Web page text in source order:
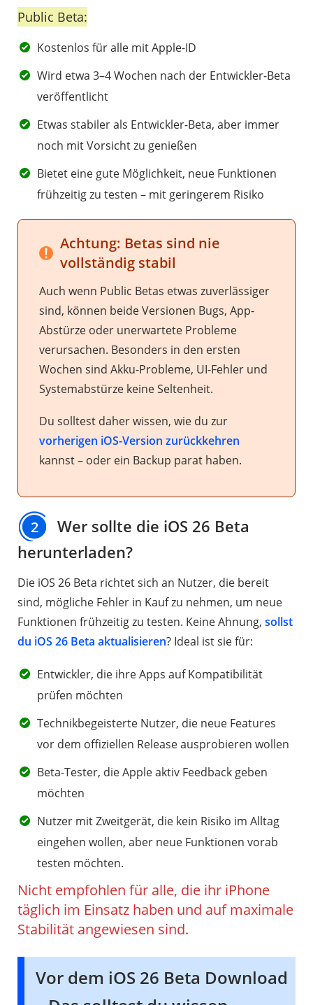
Public Beta:
Kostenlos für alle mit Apple-ID
Wird etwa 3–4 Wochen nach der Entwickler-Beta
veröffentlicht
Etwas stabiler als Entwickler-Beta, aber immer
noch mit Vorsicht zu genießen
Bietet eine gute Möglichkeit, neue Funktionen
frühzeitig zu testen – mit geringerem Risiko
Achtung: Betas sind nie
vollständig stabil
Auch wenn Public Betas etwas zuverlässiger
sind, können beide Versionen Bugs, App-
Abstürze oder unerwartete Probleme
verursachen. Besonders in den ersten
Wochen sind Akku-Probleme, UI-Fehler und
Systemabstürze keine Seltenheit.
Du solltest daher wissen, wie du zur
vorherigen iOS-Version zurückkehren
kannst – oder ein Backup parat haben.
2
Wer sollte die iOS 26 Beta
herunterladen?
Die iOS 26 Beta richtet sich an Nutzer, die bereit
sind, mögliche Fehler in Kauf zu nehmen, um neue
Funktionen frühzeitig zu testen. Keine Ahnung, sollst
du iOS 26 Beta aktualisieren? Ideal ist sie für:
Entwickler, die ihre Apps auf Kompatibilität
prüfen möchten
Technikbegeisterte Nutzer, die neue Features
vor dem offiziellen Release ausprobieren wollen
Beta-Tester, die Apple aktiv Feedback geben
möchten
Nutzer mit Zweitgerät, die kein Risiko im Alltag
eingehen wollen, aber neue Funktionen vorab
testen möchten.
Nicht empfohlen für alle, die ihr iPhone
täglich im Einsatz haben und auf maximale
Stabilität angewiesen sind.
Vor dem iOS 26 Beta Download